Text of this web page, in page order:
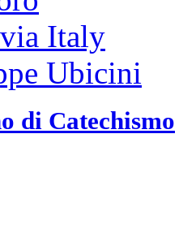
Italy
Ubicini
di Catechismo